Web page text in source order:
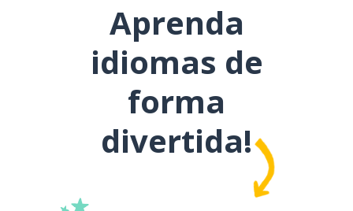
Aprenda
idiomas de
forma
divertida!